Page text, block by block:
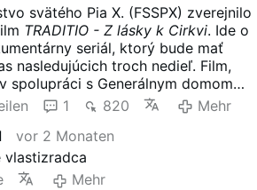
svätého Pia X. (FSSPX) zverejnilo
TRADITIO - Z lásky k Cirkvi. Ide o
seriál, ktorý bude mať
nasledujúcich troch nedieľ. Film,
spolupráci s Generálnym domom
rokov, sleduje kňazov,
misie a apoštoláty Bratstva po
sa zameriava na kňazské
Cirkvi. Zdá sa, že sa vyhýba
cirkevnej hierarchie.
1 820
Mehr
vor 2 Monaten
vlastizradca
Mehr